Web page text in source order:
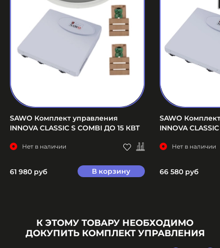
SAWO Комплект управления
INNOVA CLASSIC S COMBI ДО 15 КВТ
Нет в наличии
61 980 руб В корзину
SAWO
INNOVA
Нет в наличии
66 580 руб
К ЭТОМУ ТОВАРУ НЕОБХОДИМО
ДОКУПИТЬ КОМПЛЕКТ УПРАВЛЕНИЯ